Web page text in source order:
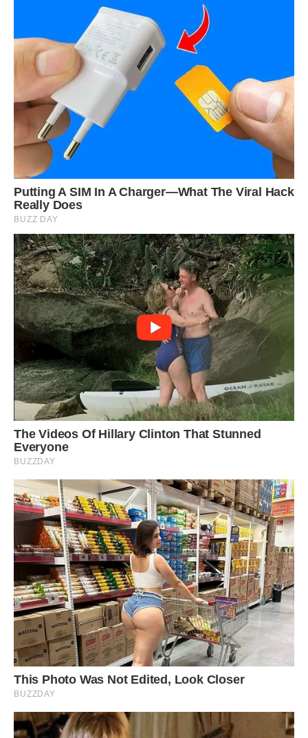
радість володіння новою річчю. Коли в той день я
повернулася з роботи, Ігор вже був удома і, щось
наспівуючи, готував на кухні.
– Що у нас на вечерю? – весело запитала я: настрій був
просто чудовим.
Чоловік дзвінко поцілував мене в щоку:
– На вечерю у нас деруни.
– Обожнюю!
– Я знаю. Але це не єдиний сюрприз. А ну, закрий очі.
Я слухняно заплющила очі і відчула, що чоловік вкладає
мені в руки якийсь згорток.
– А тепер можеш відкривати.
Наступної миті я з вереском повисла у Ігоря на шиї. Тому
що в згортку знайшла… той самий светр, яким місяць тому
милувалася у вітрині бутика.